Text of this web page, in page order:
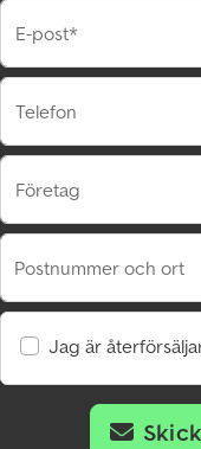
E-post*
Telefon
Företag
Postnummer och ort
Jag är